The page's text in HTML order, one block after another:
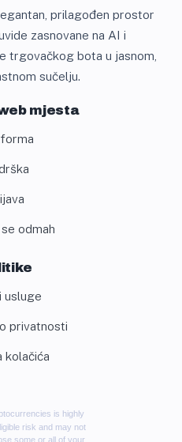
prilagođen prostor
zasnovane na AI i
trgovačkog bota u jasnom,
sučelju.
mjesta
odmah
usluge
privatnosti
kolačića